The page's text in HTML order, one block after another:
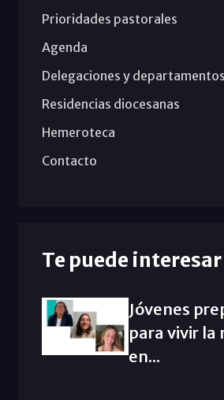
Prioridades pastorales
Agenda
Delegaciones y departamentos
Residencias diocesanas
Hemeroteca
Contacto
Te puede interesar
Jóvenes
para vivir la
en...